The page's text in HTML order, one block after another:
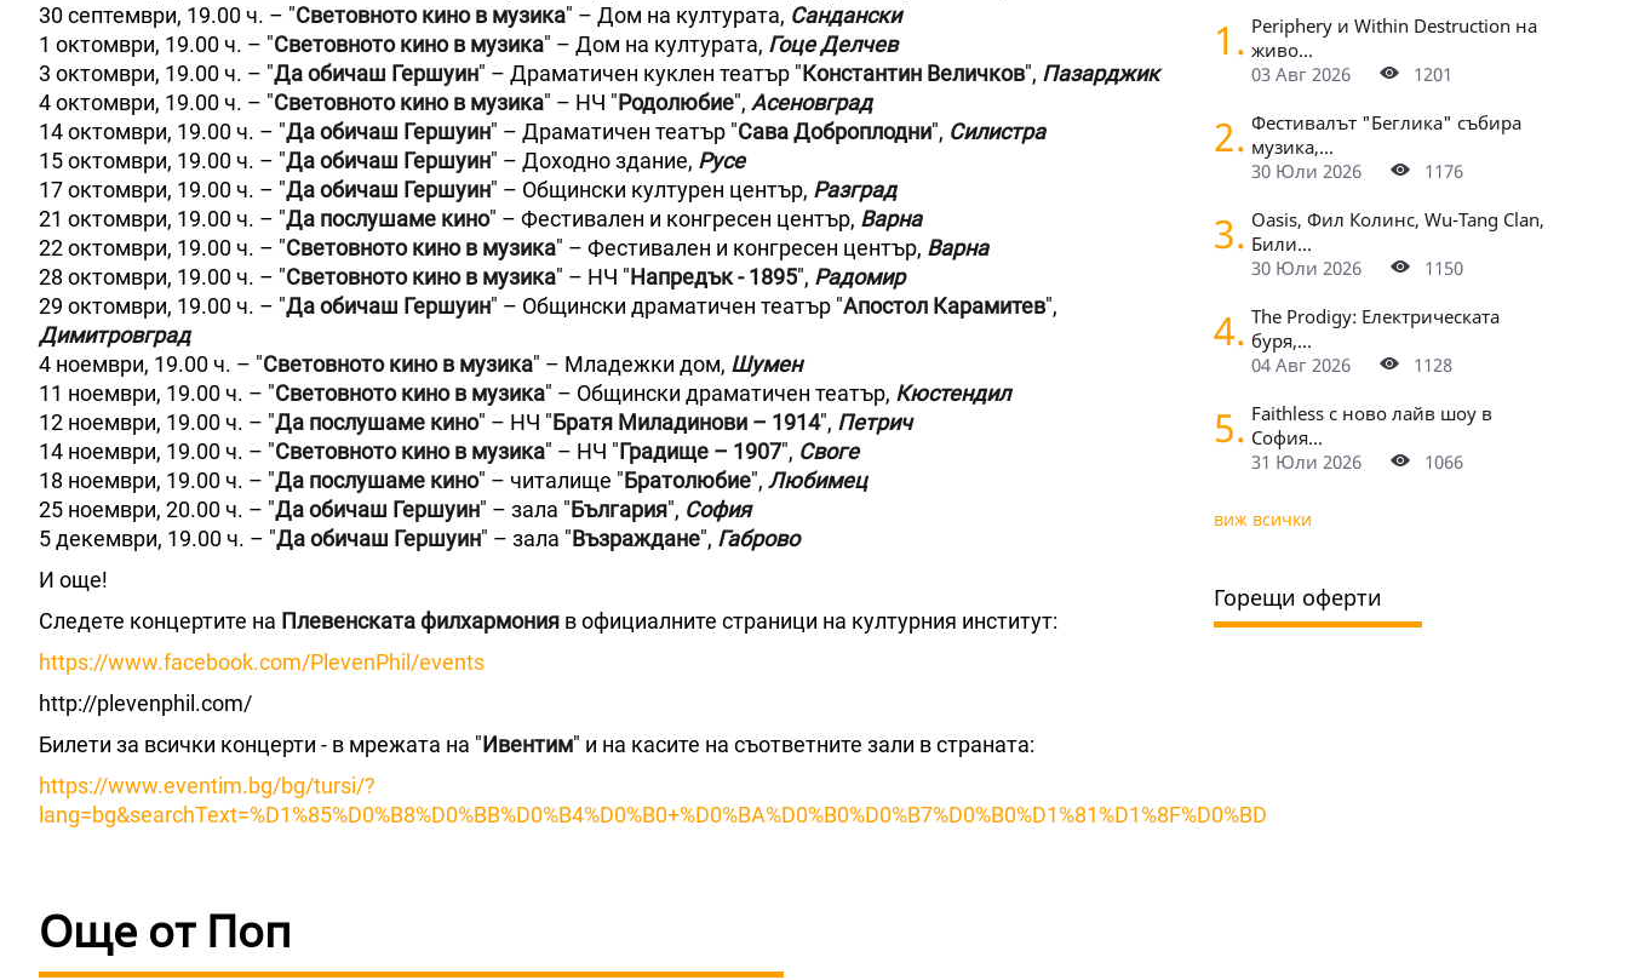
30 септември, 19.00 ч. – "Световното кино в музика" – Дом на културата, Сандански
1 октомври, 19.00 ч. – "Световното кино в музика" – Дом на културата, Гоце Делчев
3 октомври, 19.00 ч. – "Да обичаш Гершуин" – Драматичен куклен театър "Константин Величков", Пазарджик
4 октомври, 19.00 ч. – "Световното кино в музика" – НЧ "Родолюбие", Асеновград
14 октомври, 19.00 ч. – "Да обичаш Гершуин" – Драматичен театър "Сава Доброплодни", Силистра
15 октомври, 19.00 ч. – "Да обичаш Гершуин" – Доходно здание, Русе
17 октомври, 19.00 ч. – "Да обичаш Гершуин" – Общински културен център, Разград
21 октомври, 19.00 ч. – "Да послушаме кино" – Фестивален и конгресен център, Варна
22 октомври, 19.00 ч. – "Световното кино в музика" – Фестивален и конгресен център, Варна
28 октомври, 19.00 ч. – "Световното кино в музика" – НЧ "Напредък - 1895", Радомир
29 октомври, 19.00 ч. – "Да обичаш Гершуин" – Общински драматичен театър "Апостол Карамитев",
Димитровград
4 ноември, 19.00 ч. – "Световното кино в музика" – Младежки дом, Шумен
11 ноември, 19.00 ч. – "Световното кино в музика" – Общински драматичен театър, Кюстендил
12 ноември, 19.00 ч. – "Да послушаме кино" – НЧ "Братя Миладинови – 1914", Петрич
14 ноември, 19.00 ч. – "Световното кино в музика" – НЧ "Градище – 1907", Своге
18 ноември, 19.00 ч. – "Да послушаме кино" – читалище "Братолюбие", Любимец
25 ноември, 20.00 ч. – "Да обичаш Гершуин" – зала "България", София
5 декември, 19.00 ч. – "Да обичаш Гершуин" – зала "Възраждане", Габрово
И още!
Следете концертите на Плевенската филхармония в официалните страници на културния институт:
https://www.facebook.com/PlevenPhil/events
http://plevenphil.com/
Билети за всички концерти - в мрежата на "Ивентим" и на касите на съответните зали в страната:
https://www.eventim.bg/bg/tursi/?
lang=bg&searchText=%D1%85%D0%B8%D0%BB%D0%B4%D0%B0+%D0%BA%D0%B0%D0%B7%D0%B0%D1%81%D1%8F%D0%BD
Още от Поп
1. Periphery и Within Destruction на
живо...
03 Авг 2026
1201
2. Фестивалът "Беглика" събира
музика,...
30 Юли 2026
1176
3. Oasis, Фил Колинс, Wu-Tang Clan,
Били...
30 Юли 2026
1150
4. The Prodigy: Електрическата
буря,...
04 Авг 2026
1128
5. Faithless с ново лайв шоу в
София...
31 Юли 2026
1066
виж всички
Горещи оферти